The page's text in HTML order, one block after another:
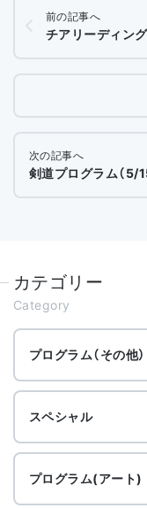
前の記事へ
チアリーディン
次の記事へ
剣道プログラム（5/
カテゴリー
Category
プログラム（その他）
スペシャル
プログラム(アート)